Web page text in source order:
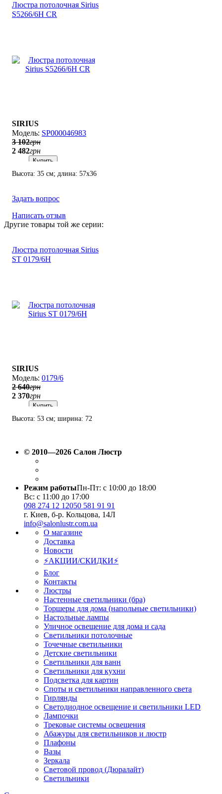
Люстра потолочная Sirius
S5266/6H CR
SIRIUS
SP000046983
3 102грн
2 482грн
Купить
Высота: 35 см; длина: 57х36
Задать вопрос
Написать отзыв
Другие товары той же серии:
Люстра потолочная Sirius
ST 0179/6Н
SIRIUS
0179/6
2 640грн
2 370грн
Купить
Высота: 53 см; ширина: 72
© 2010—2026 Салон Люстр
Режим работыПн-Пт: с 10:00 до 18:00
Вс: с 11:00 до 17:00
098 274 12 12050 581 91 91
г. Киев, б-р. Кольцова, 14Л
info@salonlustr.com.ua
О магазине
Доставка
Новости
⚡АКЦИИ/СКИДКИ⚡
Блог
Контакты
Люстры
Настенные светильники (бра)
Торшеры для дома (напольные светильники)
Настольные лампы
Уличное освещение для дома и сада
Светильники потолочные
Точечные светильники
Детские светильники
Светильники для ванн
Светильники для кухни
Подсветка для картин
Споты и светильники направленного света
Гирлянды
Светодиодное освещение и светильники LED
Лампочки
Трековые системы освещения
Абажуры для светильников и люстр
Плафоны
Вазы
Зеркала
Световой провод (Дюралайт)
Светильники